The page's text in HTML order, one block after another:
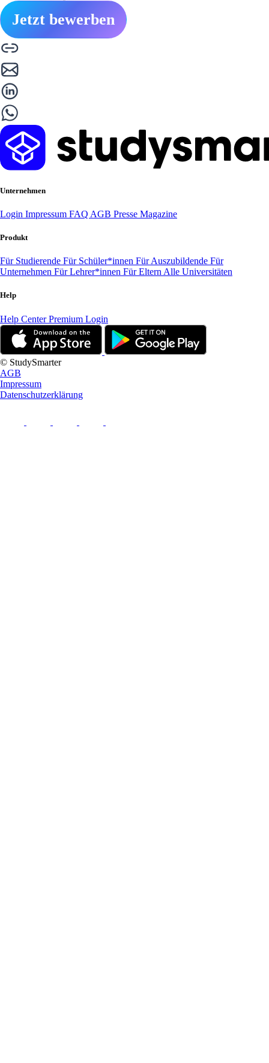
Jetzt bewerben
Unternehmen
Login Impressum FAQ AGB Presse Magazine
Produkt
Für Studierende Für Schüler*innen Für Auszubildende Für
Unternehmen Für Lehrer*innen Für Eltern Alle Universitäten
Help
Help CenterPremium Login
© StudySmarter
AGB
Impressum
Datenschutzerklärung